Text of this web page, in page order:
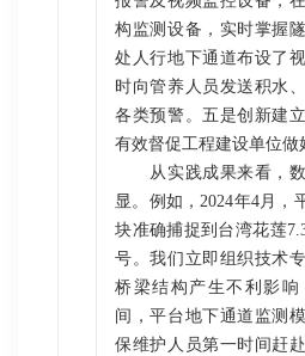
构监测设备，实时掌握
处人行地下通道布设了
时向管养人员发送积水
各类预警。五是创新建
有效督促工程建设单位做
从实践成果来看，数
显。例如，2024年4月，
块准确捕捉到台湾花莲
号。我们立即组织技术
桥梁结构产生不利影响
间，平台地下通道监测
保维护人员第一时间赶